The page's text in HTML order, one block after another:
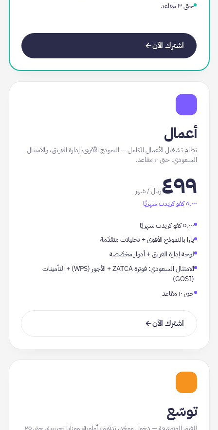
حتى ٣ مقاعد
اشترك الآن→
أعمال
نظام تشغيل الأعمال الكامل — النموذج الأقوى، إدارة الفريق، والامتثال
السعودي. حتى ١٠ مقاعد.
٤٩٩ريال / شهر
٥٬٠٠٠كفو كريدت شهريًا
٥٬٠٠٠ كفو كريدت شهريًا
يارا بالنموذج الأقوى + تحليلات متقدّمة
لوحة إدارة الفريق + أدوار مخصّصة
الامتثال السعودي: فوترة ZATCA + الأجور (WPS) + التأمينات
(GOSI)
حتى ١٠ مقاعد
اشترك الآن→
توسّع